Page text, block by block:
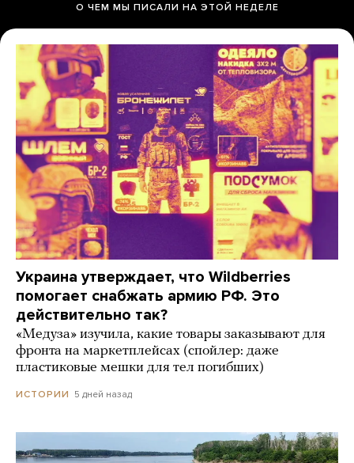
О ЧЕМ МЫ ПИСАЛИ НА ЭТОЙ НЕДЕЛЕ
Украина утверждает, что Wildberries
помогает снабжать армию РФ. Это
действительно так?
«Медуза» изучила, какие товары заказывают для
фронта на маркетплейсах (спойлер: даже
пластиковые мешки для тел погибших)
ИСТОРИИ 5 дней назад